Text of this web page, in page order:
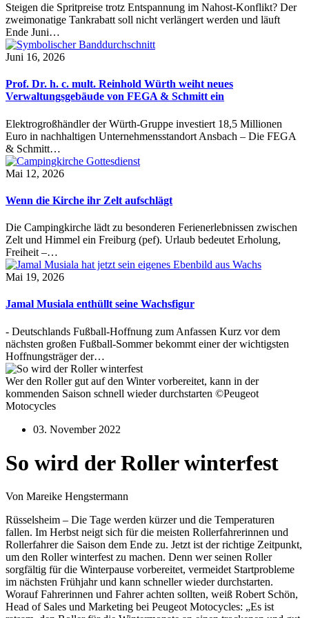
Steigen die Spritpreise trotz Entspannung im Nahost-Konflikt? Der
zweimonatige Tankrabatt soll nicht verlängert werden und läuft
Ende Juni…
Juni 16, 2026
Prof. Dr. h. c. mult. Reinhold Würth weiht neues
Verwaltungsgebäude von FEGA & Schmitt ein
Elektrogroßhändler der Würth-Gruppe investiert 18,5 Millionen
Euro in nachhaltigen Unternehmensstandort Ansbach – Die FEGA
& Schmitt…
Mai 12, 2026
Wenn die Kirche ihr Zelt aufschlägt
Die Campingkirche lädt zu besonderen Ferienerlebnissen zwischen
Zelt und Himmel ein Freiburg (pef). Urlaub bedeutet Erholung,
Freiheit –…
Mai 19, 2026
Jamal Musiala enthüllt seine Wachsfigur
- Deutschlands Fußball-Hoffnung zum Anfassen Kurz vor dem
nächsten großen Fußball-Sommer bekommt einer der wichtigsten
Hoffnungsträger der…
Wer den Roller gut auf den Winter vorbereitet, kann in der
kommenden Saison schnell wieder durchstarten ©Peugeot
Motocycles
03. November 2022
So wird der Roller winterfest
Von Mareike Hengstermann
Rüsselsheim – Die Tage werden kürzer und die Temperaturen
fallen. Im Herbst neigt sich für die meisten Rollerfahrerinnen und
Rollerfahrer die Saison dem Ende zu. Jetzt ist der richtige Zeitpunkt,
um den Roller winterfest zu machen. Denn wer seinen Roller
sorgfältig für die Winterpause vorbereitet, vermeidet Startprobleme
im nächsten Frühjahr und kann schneller wieder durchstarten.
Worauf Fahrerinnen und Fahrer achten sollten, weiß Robert Schön,
Head of Sales und Marketing bei Peugeot Motocycles: „Es ist